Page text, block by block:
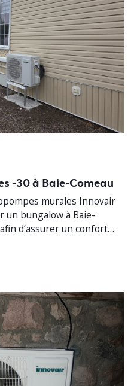
-30 à Baie-Comeau
murales Innovair
un bungalow à Baie-
d’assurer un confort